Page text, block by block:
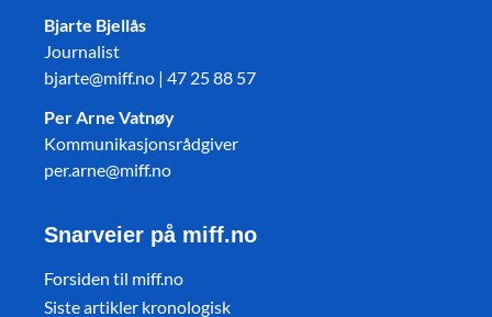
Bjarte Bjellås
Journalist
bjarte@miff.no | 47 25 88 57
Per Arne Vatnøy
Kommunikasjonsrådgiver
per.arne@miff.no
Snarveier på miff.no
Forsiden til miff.no
Siste artikler kronologisk